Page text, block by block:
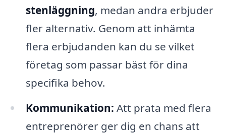
stenläggning, medan andra erbjuder
fler alternativ. Genom att inhämta
flera erbjudanden kan du se vilket
företag som passar bäst för dina
specifika behov.
Kommunikation: Att prata med flera
entreprenörer ger dig en chans att